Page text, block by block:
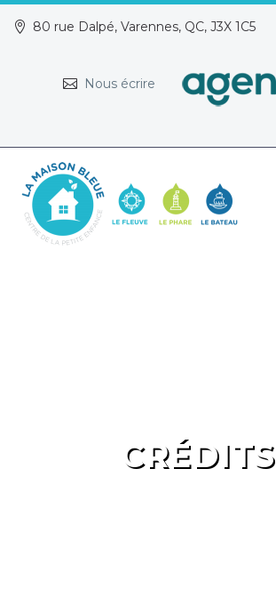
80 rue Dalpé, Varennes, QC, J3X 1C5
Nous écrire
CRÉDITS